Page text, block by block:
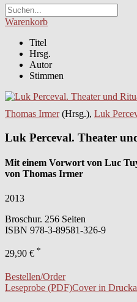
Warenkorb
Titel
Hrsg.
Autor
Stimmen
Thomas Irmer(Hrsg.), Luk
Luk Perceval. Theater
Mit einem Vorwort von Luc
von Thomas Irmer
2013
Broschur. 256 Seiten
ISBN 978-3-89581-326-9
29,90 € *
Bestellen/Order
Leseprobe (PDF)Cover in